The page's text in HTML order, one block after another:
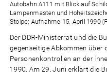
Autobahn A111 mit Blick auf
Lampenmasten und
Stolpe; Aufnahme 15. April 1990
Der DDR-Ministerrat und die
gegenseitige Abkommen über
Personenkontrollen an der
1990. Am 29. Juni erklärt die